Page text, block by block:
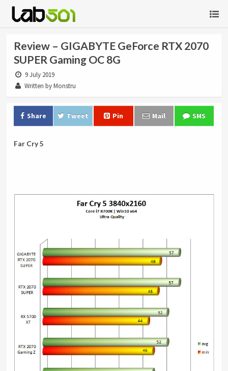
Review – GIGABYTE GeForce RTX 2070
SUPER Gaming OC 8G
9 July 2019
Written by Monstru
Share Tweet Pin Mail SMS
Far Cry 5